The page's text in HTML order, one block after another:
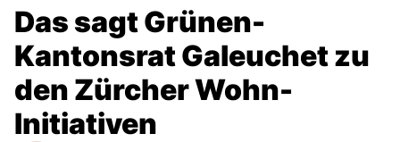
Das sagt Grünen-
Kantonsrat Galeuchet zu
den Zürcher Wohn-
Initiativen